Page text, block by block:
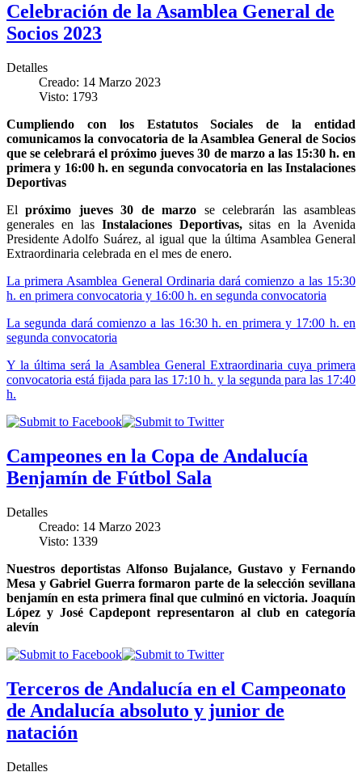
Celebración de la Asamblea General de
Socios 2023
Detalles
Creado: 14 Marzo 2023
Visto: 1793
Cumpliendo con los Estatutos Sociales de la entidad
comunicamos la convocatoria de la Asamblea General de Socios
que se celebrará el próximo jueves 30 de marzo a las 15:30 h. en
primera y 16:00 h. en segunda convocatoria en las Instalaciones
Deportivas
Elpróximo jueves 30 de marzo se celebrarán las asambleas
generales en las Instalaciones Deportivas,sitas en la Avenida
Presidente Adolfo Suárez, al igual que la última Asamblea General
Extraordinaria celebrada en el mes de enero.
La primera Asamblea General Ordinaria dará comienzo a las 15:30
h. en primera convocatoria y 16:00 h. en segunda convocatoria
La segunda dará comienzo a las 16:30 h. en primera y 17:00 h. en
segunda convocatoria
Y la última será la Asamblea General Extraordinaria cuya primera
convocatoria está fijada para las 17:10 h. y la segunda para las 17:40
h.
Campeones en la Copa de Andalucía
Benjamín de Fútbol Sala
Detalles
Creado: 14 Marzo 2023
Visto: 1339
Nuestros deportistas Alfonso Bujalance, Gustavo y Fernando
Mesa y Gabriel Guerra formaron parte de la selección sevillana
benjamín en esta primera final que culminó en victoria. Joaquín
López y José Capdepont representaron al club en categoría
alevín
Terceros de Andalucía en el Campeonato
de Andalucía absoluto y junior de
natación
Detalles